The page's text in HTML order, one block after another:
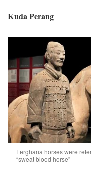
Kuda Perang
Ferghana horses were
“sweat blood horse”